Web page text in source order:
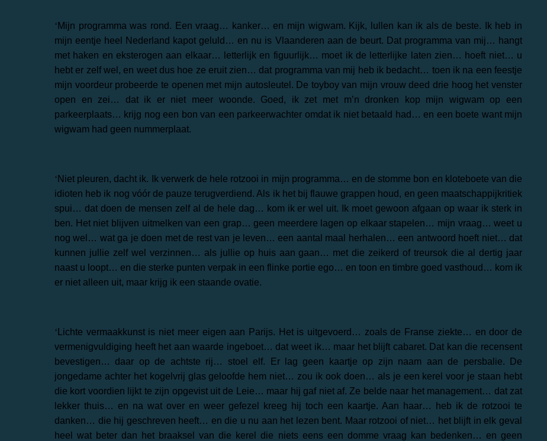
‘Mijn programma was rond. Een vraag… kanker… en mijn wigwam. Kijk, lullen kan ik als de beste. Ik heb in
mijn eentje heel Nederland kapot geluld… en nu is Vlaanderen aan de beurt. Dat programma van mij… hangt
met haken en eksterogen aan elkaar… letterlijk en figuurlijk… moet ik de letterlijke laten zien… hoeft niet… u
hebt er zelf wel, en weet dus hoe ze eruit zien… dat programma van mij heb ik bedacht… toen ik na een feestje
mijn voordeur probeerde te openen met mijn autosleutel. De toyboy van mijn vrouw deed drie hoog het venster
open en zei… dat ik er niet meer woonde. Goed, ik zet met m’n dronken kop mijn wigwam op een
parkeerplaats… krijg nog een bon van een parkeerwachter omdat ik niet betaald had… en een boete want mijn
wigwam had geen nummerplaat.
‘Niet pleuren, dacht ik. Ik verwerk de hele rotzooi in mijn programma… en de stomme bon en kloteboete van die
idioten heb ik nog vóór de pauze terugverdiend. Als ik het bij flauwe grappen houd, en geen maatschappijkritiek
spui… dat doen de mensen zelf al de hele dag… kom ik er wel uit. Ik moet gewoon afgaan op waar ik sterk in
ben. Het niet blijven uitmelken van een grap… geen meerdere lagen op elkaar stapelen… mijn vraag… weet u
nog wel… wat ga je doen met de rest van je leven… een aantal maal herhalen… een antwoord hoeft niet… dat
kunnen jullie zelf wel verzinnen… als jullie op huis aan gaan… met die zeikerd of treursok die al dertig jaar
naast u loopt… en die sterke punten verpak in een flinke portie ego… en toon en timbre goed vasthoud… kom ik
er niet alleen uit, maar krijg ik een staande ovatie.
‘ Lichte vermaakkunst is niet meer eigen aan Parijs. Het is uitgevoerd… zoals de Franse ziekte… en door de
vermenigvuldiging heeft het aan waarde ingeboet… dat weet ik… maar het blijft cabaret. Dat kan die recensent
bevestigen… daar op de achtste rij… stoel elf. Er lag geen kaartje op zijn naam aan de persbalie. De
jongedame achter het kogelvrij glas geloofde hem niet… zou ik ook doen… als je een kerel voor je staan hebt
die kort voordien lijkt te zijn opgevist uit de Leie… maar hij gaf niet af. Ze belde naar het management… dat zat
lekker thuis… en na wat over en weer gefezel kreeg hij toch een kaartje. Aan haar… heb ik de rotzooi te
danken… die hij geschreven heeft… en die u nu aan het lezen bent. Maar rotzooi of niet… het blijft in elk geval
heel wat beter dan het braaksel van die kerel die niets eens een domme vraag kan bedenken… en geen